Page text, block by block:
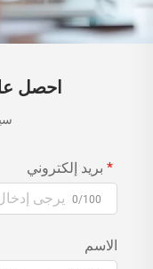
احصل
بريد إلكتروني
0/100
الاسم